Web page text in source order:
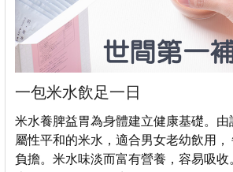
一包米水飲足一日
米水養脾益胃為身體建立健康基礎。由
屬性平和的米水，適合男女老幼飲用，
負擔。米水味淡而富有營養，容易吸收